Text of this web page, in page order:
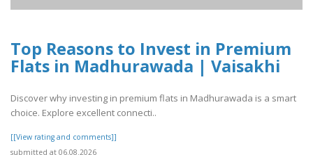
Top Reasons to Invest in Premium
Flats in Madhurawada | Vaisakhi
Discover why investing in premium flats in Madhurawada is a smart
choice. Explore excellent connecti..
[[View rating and comments]]
submitted at 06.08.2026